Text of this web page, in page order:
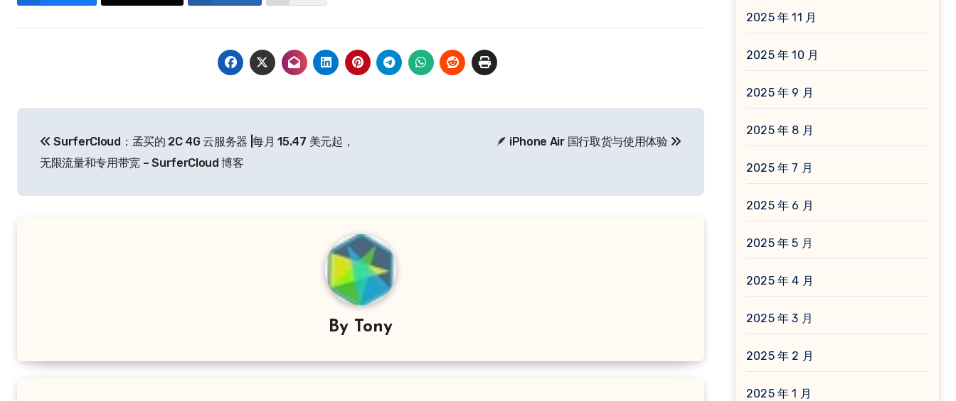
SurferCloud：孟买的 2C 4G 云服务器 |每月 15.47 美元起，
无限流量和专用带宽 – SurferCloud 博客
🪶 iPhone Air 国行取货与使用体验
By Tony
2025 年 11 月
2025 年 10 月
2025 年 9 月
2025 年 8 月
2025 年 7 月
2025 年 6 月
2025 年 5 月
2025 年 4 月
2025 年 3 月
2025 年 2 月
2025 年 1 月